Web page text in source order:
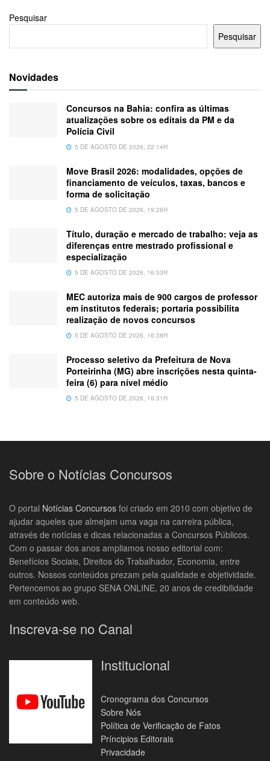
Pesquisar
Pesquisar
Novidades
Concursos na Bahia: confira as últimas
atualizações sobre os editais da PM e da
Polícia Civil
5 DE AGOSTO DE 2026, 22:14H
Move Brasil 2026: modalidades, opções de
financiamento de veículos, taxas, bancos e
forma de solicitação
5 DE AGOSTO DE 2026, 19:26H
Título, duração e mercado de trabalho: veja as
diferenças entre mestrado profissional e
especialização
5 DE AGOSTO DE 2026, 16:53H
MEC autoriza mais de 900 cargos de professor
em institutos federais; portaria possibilita
realização de novos concursos
5 DE AGOSTO DE 2026, 16:38H
Processo seletivo da Prefeitura de Nova
Porteirinha (MG) abre inscrições nesta quinta-
feira (6) para nível médio
5 DE AGOSTO DE 2026, 16:31H
Sobre o Notícias Concursos
O portal Notícias Concursos foi criado em 2010 com objetivo de
ajudar aqueles que almejam uma vaga na carreira pública,
através de notícias e dicas relacionadas a Concursos Públicos.
Com o passar dos anos ampliamos nosso editorial com:
Benefícios Sociais, Direitos do Trabalhador, Economia, entre
outros. Nossos conteúdos prezam pela qualidade e objetividade.
Pertencemos ao grupo SENA ONLINE, 20 anos de credibilidade
em conteúdo web.
Inscreva-se no Canal
Institucional
Cronograma dos Concursos
Sobre Nós
Política de Verificação de Fatos
Príncipios Editorais
Privacidade